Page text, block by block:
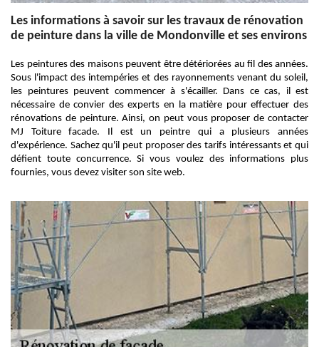
Les informations à savoir sur les travaux de rénovation
de peinture dans la ville de Mondonville et ses environs
Les peintures des maisons peuvent être détériorées au fil des années.
Sous l'impact des intempéries et des rayonnements venant du soleil,
les peintures peuvent commencer à s'écailler. Dans ce cas, il est
nécessaire de convier des experts en la matière pour effectuer des
rénovations de peinture. Ainsi, on peut vous proposer de contacter
MJ Toiture facade. Il est un peintre qui a plusieurs années
d'expérience. Sachez qu'il peut proposer des tarifs intéressants et qui
défient toute concurrence. Si vous voulez des informations plus
fournies, vous devez visiter son site web.